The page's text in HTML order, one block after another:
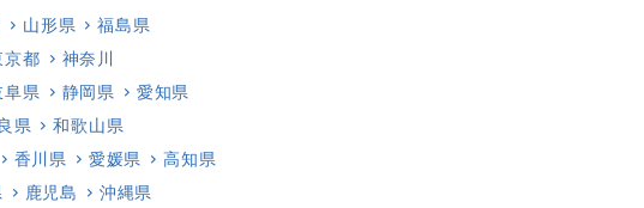
山形県
福島県
京都
神奈川
阜県 静岡県
愛知県
県
和歌山県
香川県 愛媛県
高知県
鹿児島 沖縄県